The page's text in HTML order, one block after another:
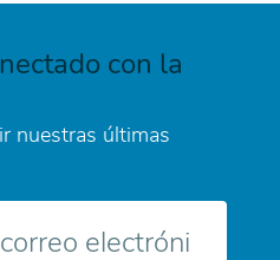
con la
nuestras últimas